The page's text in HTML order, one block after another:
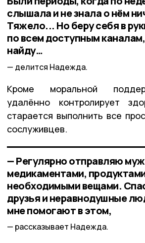
слышала и не знала о нём
Тяжело... Но беру себя в
по всем доступным
найду…
делится Надежда.
Кроме моральной
удалённо контролирует
старается выполнить все
сослуживцев.
— Регулярно отправляю
медикаментами,
необходимыми вещами.
друзья и неравнодушные
мне помогают в этом,
рассказывает Надежда.